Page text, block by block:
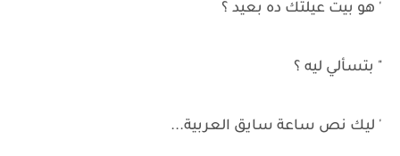
' هو بيت عيلتك ده بعيد ؟
" بتسألي ليه ؟
' ليك نص ساعة سايق العربية...